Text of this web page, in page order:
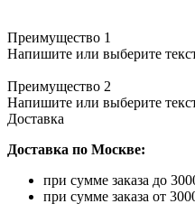
Преимущество 1
Напишите или выберите
Преимущество 2
Напишите или выберите
Доставка
Доставка по Москве:
при сумме заказа до
при сумме заказа от